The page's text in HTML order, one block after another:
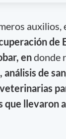
auxilios,
de
endonde
de
que llevaron